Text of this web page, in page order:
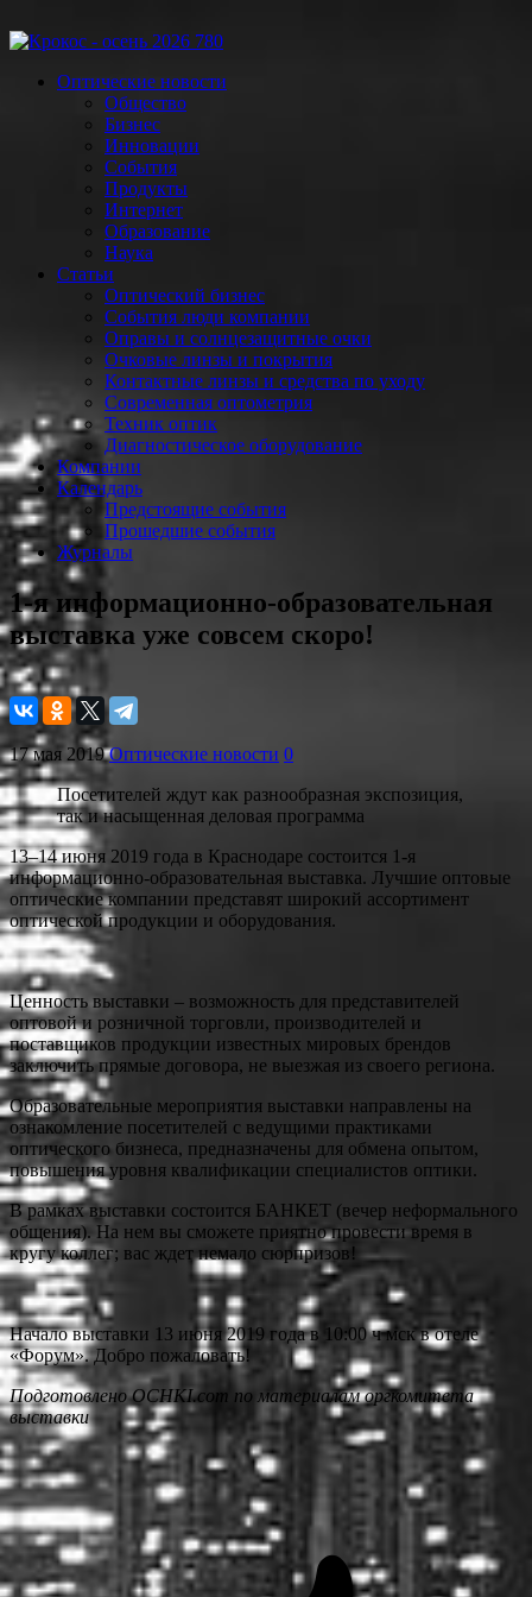
Оптические новости
Общество
Бизнес
Инновации
События
Продукты
Интернет
Образование
Наука
Статьи
Оптический бизнес
События люди компании
Оправы и солнцезащитные очки
Очковые линзы и покрытия
Контактные линзы и средства по уходу
Современная оптометрия
Техник оптик
Диагностическое оборудование
Компании
Календарь
Предстоящие события
Прошедшие события
Журналы
1-я информационно-образовательная
выставка уже совсем скоро!
17 мая 2019 Оптические новости 0
Посетителей ждут как разнообразная экспозиция,
так и насыщенная деловая программа
13–14 июня 2019 года в Краснодаре состоится 1-я
информационно-образовательная выставка. Лучшие оптовые
оптические компании представят широкий ассортимент
оптической продукции и оборудования.
Ценность выставки – возможность для представителей
оптовой и розничной торговли, производителей и
поставщиков продукции известных мировых брендов
заключить прямые договора, не выезжая из своего региона.
Образовательные мероприятия выставки направлены на
ознакомление посетителей с ведущими практиками
оптического бизнеса, предназначены для обмена опытом,
повышения уровня квалификации специалистов оптики.
В рамках выставки состоится БАНКЕТ (вечер неформального
общения). На нем вы сможете приятно провести время в
кругу коллег; вас ждет немало сюрпризов!
Начало выставки 13 июня 2019 года в 10:00 ч мск в отеле
«Форум». Добро пожаловать!
Подготовлено OCHKI.com по материалам оргкомитета
выставки